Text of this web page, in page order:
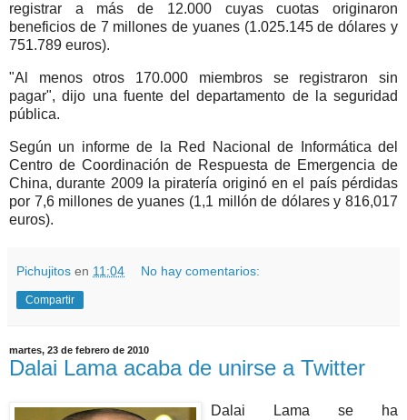
registrar a más de 12.000 cuyas cuotas originaron
beneficios de 7 millones de yuanes (1.025.145 de dólares y
751.789 euros).
"Al menos otros 170.000 miembros se registraron sin
pagar", dijo una fuente del departamento de la seguridad
pública.
Según un informe de la Red Nacional de Informática del
Centro de Coordinación de Respuesta de Emergencia de
China, durante 2009 la piratería originó en el país pérdidas
por 7,6 millones de yuanes (1,1 millón de dólares y 816,017
euros).
Pichujitos en 11:04 No hay comentarios:
Compartir
martes, 23 de febrero de 2010
Dalai Lama acaba de unirse a Twitter
Dalai Lama se ha